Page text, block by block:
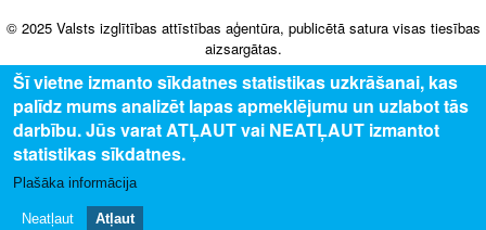
© 2025 Valsts izglītības attīstības aģentūra, publicētā satura visas tiesības
aizsargātas.
Šī vietne izmanto sīkdatnes statistikas uzkrāšanai, kas
palīdz mums analizēt lapas apmeklējumu un uzlabot tās
darbību. Jūs varat ATĻAUT vai NEATĻAUT izmantot
statistikas sīkdatnes.
Plašāka informācija
Neatļaut Atļaut